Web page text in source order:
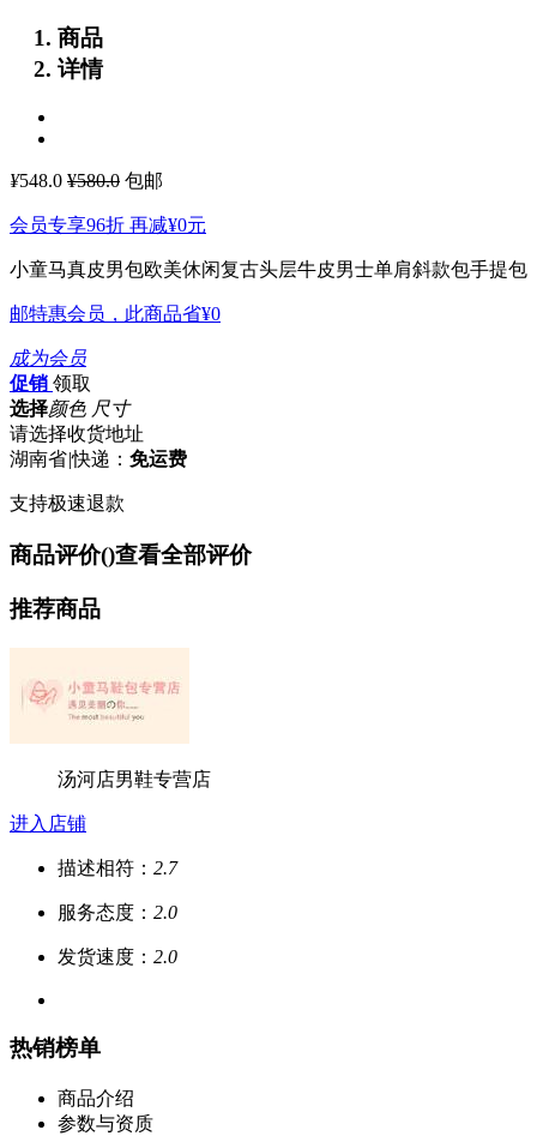
商品
详情
¥548.0 ¥580.0 包邮
会员专享96折 再减¥0元
小童马真皮男包欧美休闲复古头层牛皮男士单肩斜款包手提包
邮特惠会员，此商品省¥0
成为会员
促销 领取
选择颜色 尺寸
请选择收货地址
湖南省|快递： 免运费
支持极速退款
商品评价()查看全部评价
推荐商品
汤河店男鞋专营店
进入店铺
描述相符： 2.7
服务态度： 2.0
发货速度： 2.0
热销榜单
商品介绍
参数与资质